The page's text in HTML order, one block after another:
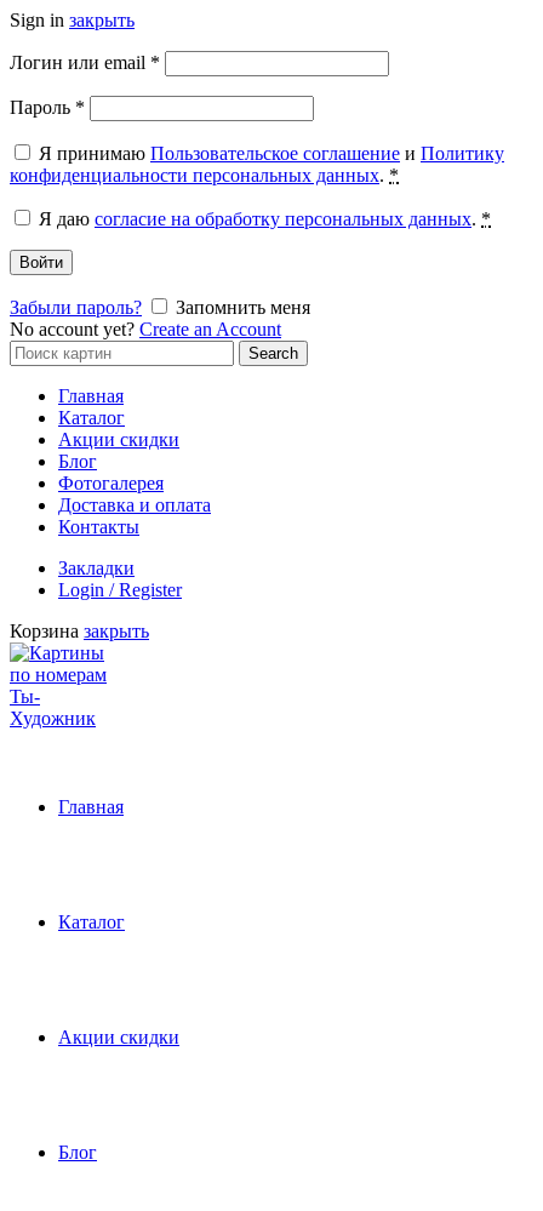
Sign in закрыть
Логин или email *
Пароль *
Я принимаю Пользовательское соглашение и Политику
конфиденциальности персональных данных. *
Я даю согласие на обработку персональных данных. *
Войти
Забыли пароль?
Запомнить меня
No account yet? Create an Account
Search
for:
Search
Главная
Каталог
Акции скидки
Блог
Фотогалерея
Доставка и оплата
Контакты
Закладки
Login / Register
Корзина закрыть
Главная
Каталог
Акции скидки
Блог